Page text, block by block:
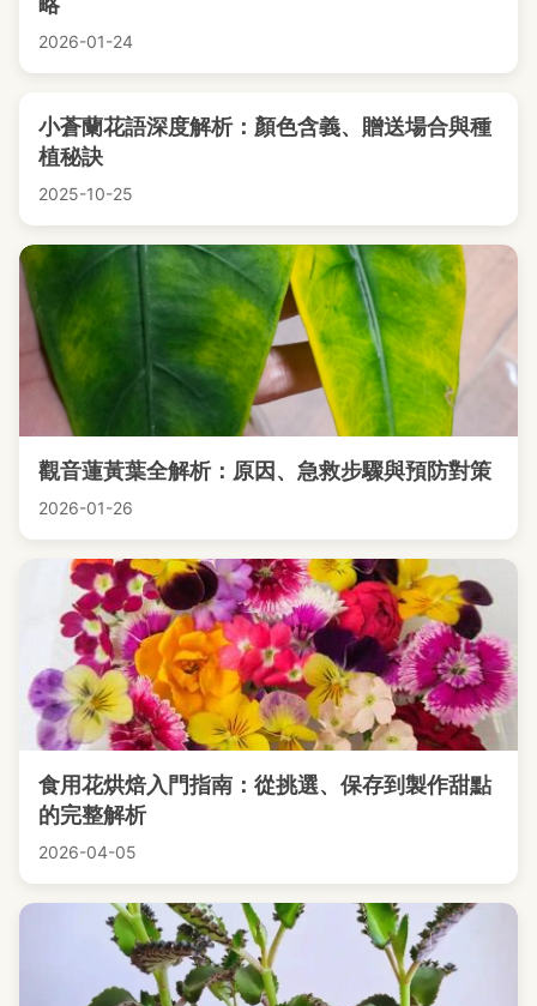
2026-01-24
小蒼蘭花語深度解析：顏色含義、贈送場合與種
植秘訣
2025-10-25
觀音蓮黃葉全解析：原因、急救步驟與預防對策
2026-01-26
食用花烘焙入門指南：從挑選、保存到製作甜點
的完整解析
2026-04-05